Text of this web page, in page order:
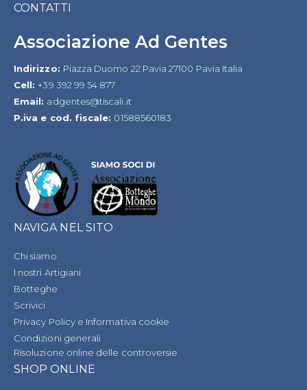
CONTATTI
Associazione Ad Gentes
Indirizzo: Piazza Duomo 22 Pavia 27100 Pavia Italia
Cell:+39 392 99 54 877
Email: adgentes@tiscali.it
P.iva e cod. fiscale: 01588560183
NAVIGA NEL SITO
Chi siamo
I nostri Artigiani
Botteghe
Scrivici
Privacy Policy e Informativa cookie
Condizioni generali
Risoluzione online delle controversie
SHOP ONLINE